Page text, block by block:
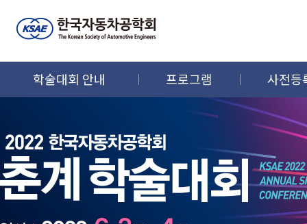
학술대회 안내 프로그램 사전등